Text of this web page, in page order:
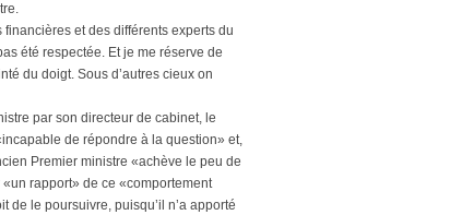
et des différents experts du
été respectée. Et je me réserve de
du doigt. Sous d’autres cieux on
par son directeur de cabinet, le
de répondre à la question» et,
Premier ministre «achève le peu de
rapport» de ce «comportement
de le poursuivre, puisqu’il n’a apporté